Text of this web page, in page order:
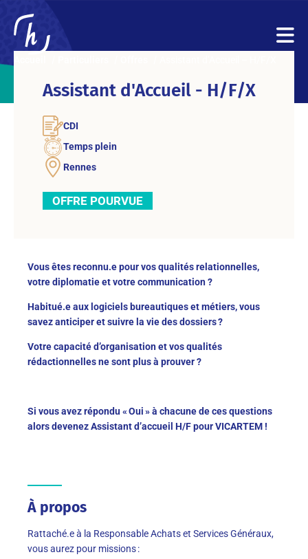
Assistant d'Accueil - H/F/X
CDI
Temps plein
Rennes
OFFRE POURVUE
Vous êtes reconnu.e pour vos qualités relationnelles,
votre diplomatie et votre communication ?
Habitué.e aux logiciels bureautiques et métiers, vous
savez anticiper et suivre la vie des dossiers ?
Votre capacité d’organisation et vos qualités
rédactionnelles ne sont plus à prouver ?
Si vous avez répondu « Oui » à chacune de ces questions
alors devenez Assistant d’accueil H/F pour VICARTEM !
À propos
Rattaché.e à la Responsable Achats et Services Généraux,
vous aurez pour missions :